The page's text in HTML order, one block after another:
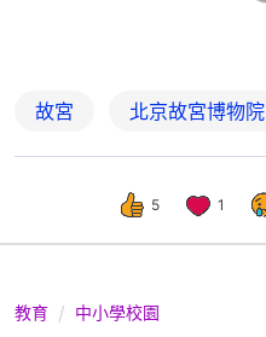
故宮 北京故宮博物院
5 1
教育 中小學校園